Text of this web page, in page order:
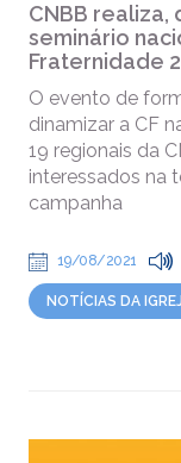
CNBB realiza,
seminário
Fraternidade
O evento de
dinamizar a CF
19 regionais da
interessados na
campanha
19/08/2021
NOTÍCIAS DA